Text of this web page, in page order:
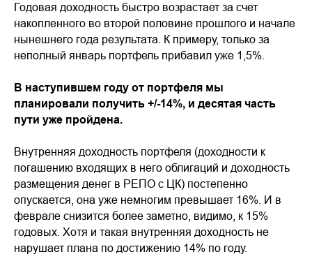
Годовая доходность быстро возрастает за счет
накопленного во второй половине прошлого и начале
нынешнего года результата. К примеру, только за
неполный январь портфель прибавил уже 1,5%.
В наступившем году от портфеля мы
планировали получить +/-14%, и десятая часть
пути уже пройдена.
Внутренняя доходность портфеля (доходности к
погашению входящих в него облигаций и доходность
размещения денег в РЕПО с ЦК) постепенно
опускается, она уже немногим превышает 16%. И в
феврале снизится более заметно, видимо, к 15%
годовых. Хотя и такая внутренняя доходность не
нарушает плана по достижению 14% по году.